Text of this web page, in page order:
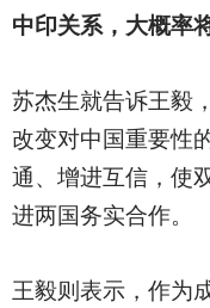
中印关系，大概率
苏杰生就告诉王毅
改变对中国重要性
通、增进互信，使
进两国务实合作。
王毅则表示，作为